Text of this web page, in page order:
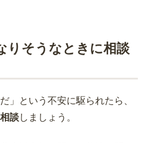
りそうなときに相談
」という不安に駆られたら、
談しましょう。